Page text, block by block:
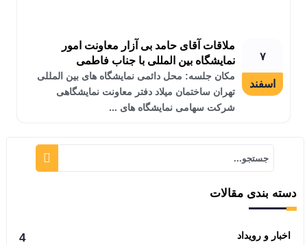
۷
اسفند
ملاقات آقای حامد بی آزار معاونت امور
نمایشگاه بین المللی با جناب فاطمی
مکان جلسه: محل دائمی نمایشگاه های بین المللی
تهران ساختمان میلاد دفتر معاونت نمایشگاهی
شرکت سهامی نمایشگاه های ...
دسته بندی مقالات
اخبار و رویداد 4